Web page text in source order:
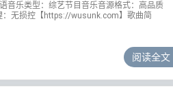
音乐类型：综艺节目音乐音源格式：高品质
：无损控【https://wusunk.com】歌曲简
阅读全文